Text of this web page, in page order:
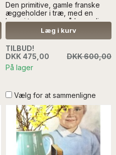
Den primitive, gamle franske
æggeholder i træ, med en
hane i toppen, er så hyggelig.
Der er plads til 2 æg.. Læs mere
SÆLGES UDEN ANDEN
DEKORATION
Læg i kurv
TILBUD!
DKK 475,00
DKK 600,00
På lager
Vælg for at sammenligne